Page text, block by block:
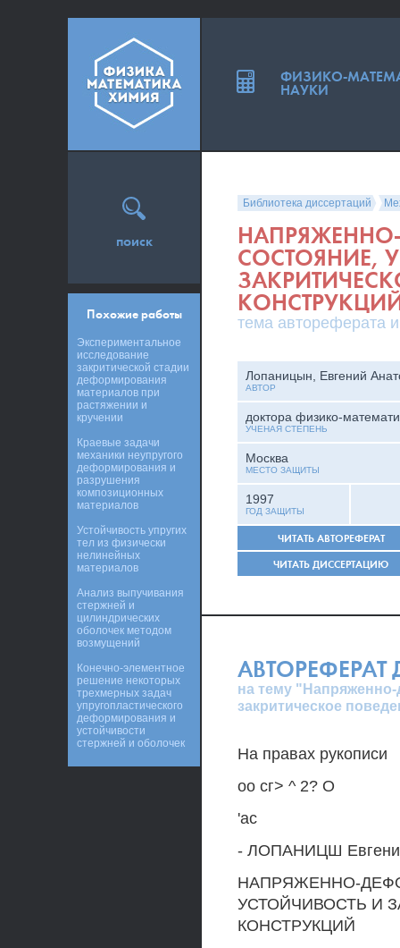
Библиотека диссертаций
СОСТОЯНИЕ,
тема автореферата
Лопаницын, Евгений
АВТОР
доктора физико-
УЧЕНАЯ СТЕПЕНЬ
Москва
МЕСТО ЗАЩИТЫ
1997
ГОД ЗАЩИТЫ
ЧИТАТЬ АВТОРЕФЕРАТ
ЧИТАТЬ ДИССЕРТАЦИЮ
АВТОРЕФЕРАТ
на тему
закритическое
На правах рукописи
оо сг> ^ 2? О
'ас
- ЛОПАНИЦШ
НАПРЯЖЕННО-
УСТОЙЧИВОСТЬ И
КОНСТРУКЦИЙ
поиск
Похожие работы
Экспериментальное
исследование
закритической стадии
деформирования
материалов при
растяжении и
кручении
Краевые задачи
механики неупругого
деформирования и
разрушения
композиционных
материалов
Устойчивость упругих
тел из физически
нелинейных
материалов
Анализ выпучивания
стержней и
цилиндрических
оболочек методом
возмущений
Конечно-элементное
решение некоторых
трехмерных задач
упругопластического
деформирования и
устойчивости
стержней и оболочек
ФИЗИКО-
НАУКИ